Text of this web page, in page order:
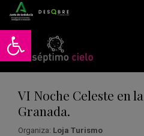
Abrir barra de herramientas
VI Noche Celeste en
Granada.
Organiza: Loja Turismo